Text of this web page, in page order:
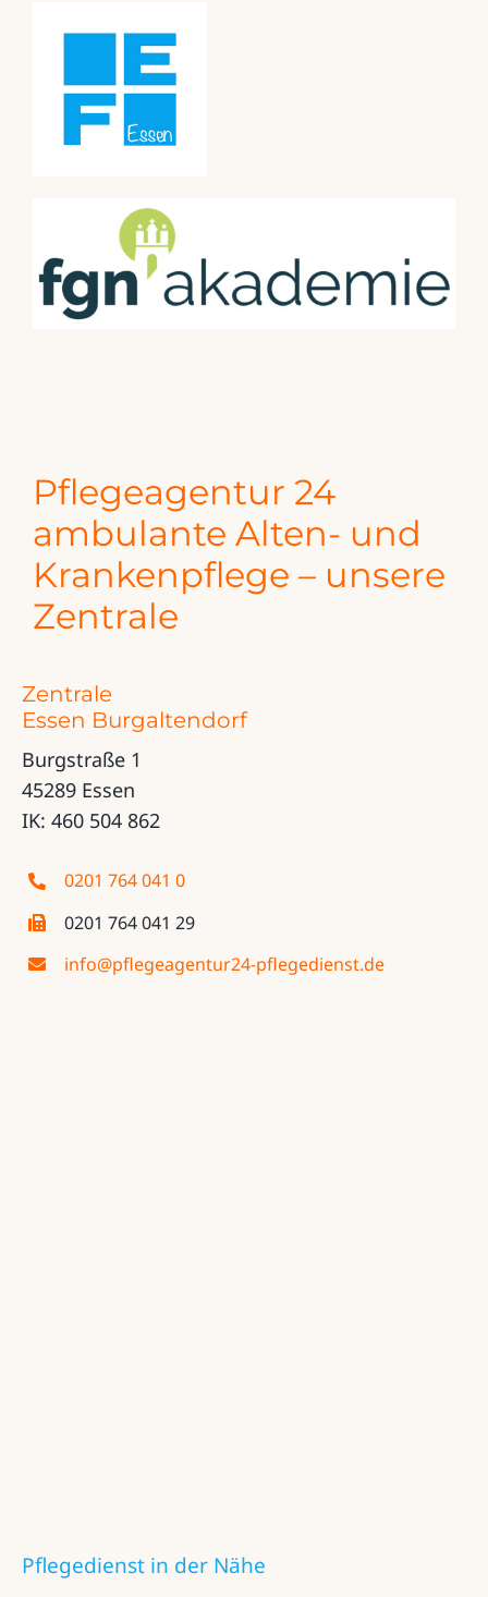
Pflegeagentur 24
ambulante Alten- und
Krankenpflege – unsere
Zentrale
Zentrale
Essen Burgaltendorf
Burgstraße 1
45289 Essen
IK: 460 504 862
0201 764 041 0
0201 764 041 29
info@pflegeagentur24-pflegedienst.de
Pflegedienst in der Nähe